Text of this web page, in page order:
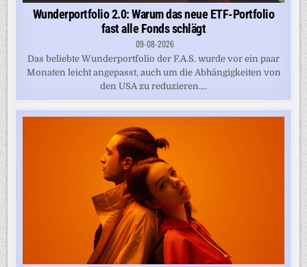
Wunderportfolio 2.0: Warum das neue ETF-Portfolio
fast alle Fonds schlägt
09-08-2026
Das beliebte Wunderportfolio der F.A.S. wurde vor ein paar
Monaten leicht angepasst, auch um die Abhängigkeiten von
den USA zu reduzieren....